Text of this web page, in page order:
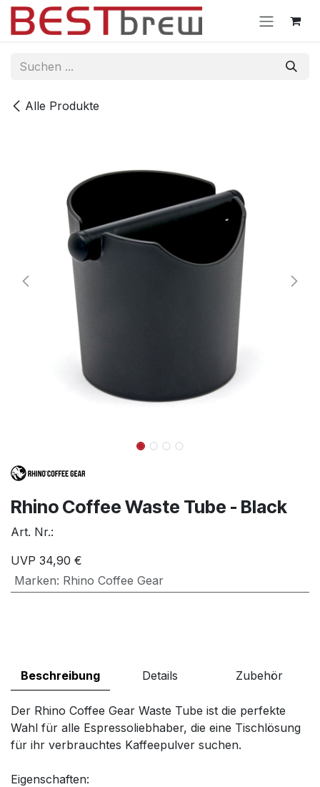
Zum Inhalt springen
Alle Produkte
Rhino Coffee Waste Tube - Black
Art. Nr.:
UVP 34,90 €
Marken: Rhino Coffee Gear
Beschreibung Details Zubehör
Der Rhino Coffee Gear Waste Tube ist die perfekte
Wahl für alle Espressoliebhaber, die eine Tischlösung
für ihr verbrauchtes Kaffeepulver suchen.
Eigenschaften: